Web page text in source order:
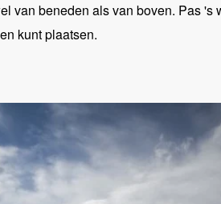
van beneden als van boven. Pas 's
kunt plaatsen.